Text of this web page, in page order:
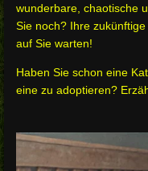
wunderbare, chaotische
Sie noch? Ihre
auf Sie warten!
Haben Sie schon eine
eine zu adoptieren?